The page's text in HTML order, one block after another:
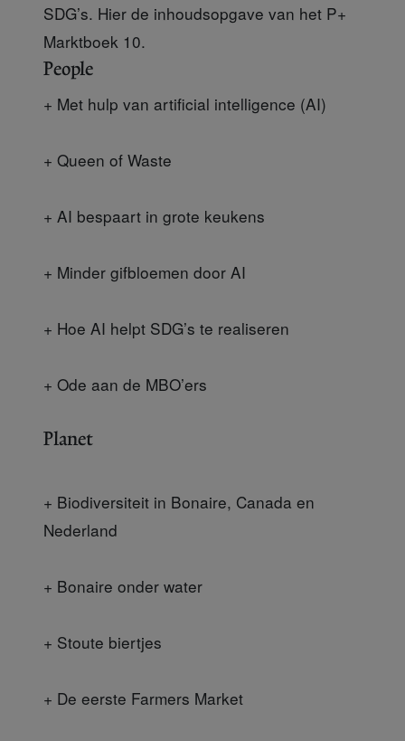
SDG’s. Hier de inhoudsopgave van het P+
Marktboek 10.
People
+ Met hulp van artificial intelligence (AI)
+ Queen of Waste
+ AI bespaart in grote keukens
+ Minder gifbloemen door AI
+ Hoe AI helpt SDG’s te realiseren
+ Ode aan de MBO’ers
Planet
+ Biodiversiteit in Bonaire, Canada en
Nederland
+ Bonaire onder water
+ Stoute biertjes
+ De eerste Farmers Market